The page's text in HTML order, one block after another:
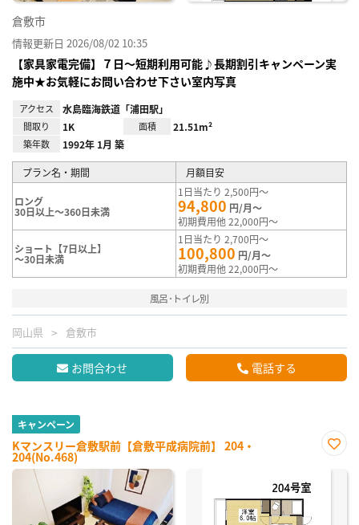
倉敷市
情報更新日 2026/08/02 10:35
【家具家電完備】７日～短期利用可能♪長期割引キャンペーン実
施中★お気軽にお問い合わせ下さい室内写真
アクセス 水島臨海鉄道「浦田駅」
間取り 1K 面積 21.51m²
築年数 1992年 1月 築
プラン名・期間 月額目安
ロング
30日以上～360日未満
1日当たり 2,500円～
94,800 円/月～
初期費用他 22,000円～
ショート【7日以上】
～30日未満
1日当たり 2,700円～
100,800 円/月～
初期費用他 22,000円～
風呂･トイレ別
岡山県 倉敷市
お問合わせ 電話する
キャンペーン
Kマンスリー倉敷駅前【倉敷平成病院前】 204・
204(No.468)
に入